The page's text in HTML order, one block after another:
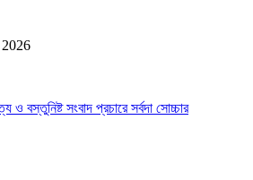
বস্তুনিষ্ট সংবাদ প্রচারে সর্বদা সোচ্চার